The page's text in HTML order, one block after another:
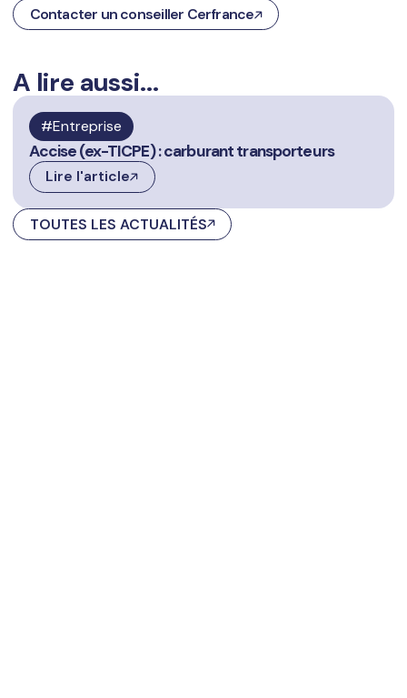
Contacter un conseiller Cerfrance
A lire aussi...
Entreprise
Accise (ex-TICPE) : carburant transporteurs
Lire l'article
TOUTES LES ACTUALITÉS